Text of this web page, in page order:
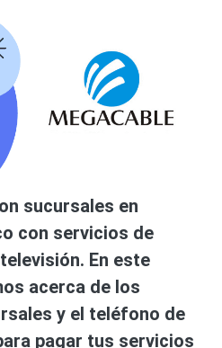
sucursales en
con servicios de
En este
acerca de los
y el teléfono de
pagar tus servicios